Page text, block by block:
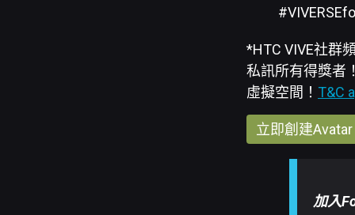
*HTC VIVE社群
私訊所有得獎者
虛擬空間！ T&C
立即創建Avatar
加入